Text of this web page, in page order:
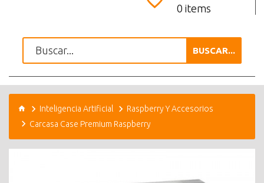
0 items
BUSCAR...
Inteligencia Artificial
Raspberry Y Accesorios
Carcasa Case Premium Raspberry